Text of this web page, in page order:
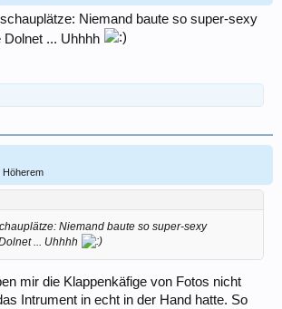
Niemand baute so super-sexy
Dolnet ... Uhhhh
Höherem
Niemand baute so super-sexy
... Uhhhh
mir die Klappenkäfige von Fotos nicht
Intrument in echt in der Hand hatte. So